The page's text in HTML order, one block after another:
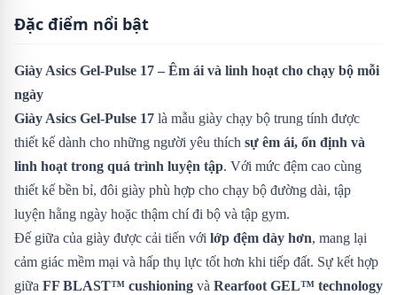
Đặc điểm nổi bật
Giày Asics Gel-Pulse 17 – Êm ái và linh hoạt cho chạy bộ mỗi
ngày
Giày Asics Gel-Pulse 17 là mẫu giày chạy bộ trung tính được
thiết kế dành cho những người yêu thích sự êm ái, ổn định và
linh hoạt trong quá trình luyện tập. Với mức đệm cao cùng
thiết kế bền bỉ, đôi giày phù hợp cho chạy bộ đường dài, tập
luyện hằng ngày hoặc thậm chí đi bộ và tập gym.
Đế giữa của giày được cải tiến với lớp đệm dày hơn, mang lại
cảm giác mềm mại và hấp thụ lực tốt hơn khi tiếp đất. Sự kết hợp
giữa FF BLAST™ cushioning và Rearfoot GEL™ technology